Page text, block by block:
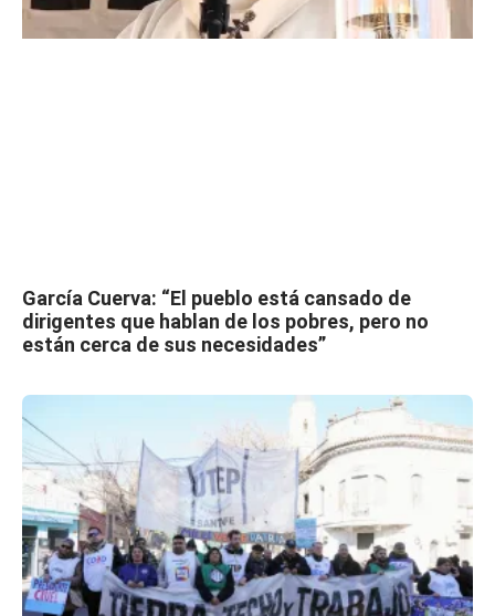
García Cuerva: “El pueblo está cansado de
dirigentes que hablan de los pobres, pero no
están cerca de sus necesidades”